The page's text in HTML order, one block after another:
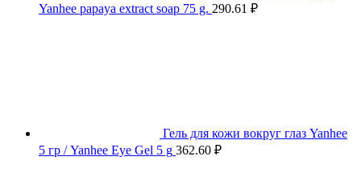
Yanhee papaya extract soap 75 g. 290.61 ₽
Гель для кожи вокруг глаз Yanhee
5 гр / Yanhee Eye Gel 5 g 362.60 ₽